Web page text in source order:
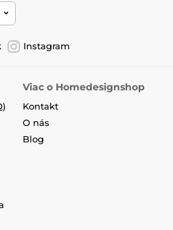
Instagram
Viac o Homedesignshop
Kontakt
O nás
Blog